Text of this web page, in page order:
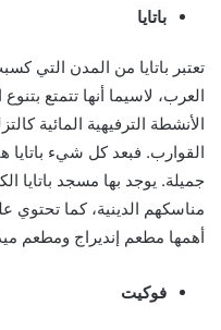
باتايا
تعتبر باتايا من المدن التي
العرب، لاسيما أنها تتمتع
الأنشطة الترفيهية المائية
القوارب. فبعد كل شيء
جميلة. يوجد بها مسجد باتايا
مناسكهم الدينية، كما تحتوي
أهمها مطعم إنديراج ومطعم
فوكيت